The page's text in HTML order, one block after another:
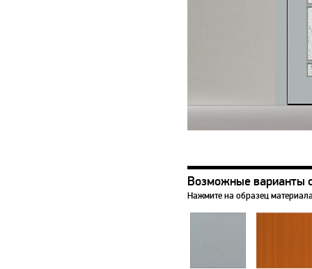
Возможные варианты
Нажмите на образец